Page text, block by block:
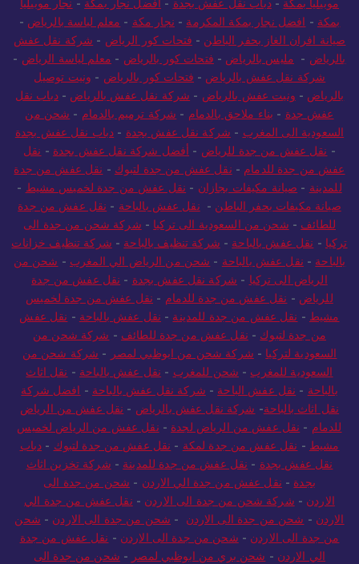
موبيليا بمكة -دباب نقل عفش بجدة - افضل نجار بمكة - نجار موبيليا
بمكة - افضل نجار بمكة المكرمة - نجار مكة - معلم لياسة بالرياض -
صيانة افران الغاز بحفر الباطن - فتحات كور الرياض - شركة نقل عفش
بالرياض - مليس بالرياض - فتحات كور بالرياض - معلم لياسة الرياض -
شركة نقل عفش بالرياض - فتحات كور بالرياض - ونيت توصيل
بالرياض - ونيت عفش بالرياض - شركة نقل عفش بالرياض -دباب نقل
عفش جدة - بناء ملاحق بالدمام - شركة ترميم بالدمام - شحن من
السعودية الى المغرب - شركة نقل عفش بجدة - دباب نقل عفش بجدة
- نقل عفش من جدة للرياض - أفضل شركة نقل عفش بجدة - نقل
عفش من جدة للدمام - نقل عفش من جدة لتبوك - نقل عفش من جدة
للمدينة - صيانة مكيفات بجازان - نقل عفش من جدة لخميس مشيط -
صيانة مكيفات بحفر الباطن - نقل عفش بالباحة - نقل عفش من جدة
للطائف - شحن من السعودية الى تركيا - شركة شحن من جدة الى
تركيا - نقل عفش بالباحة - شركة تنظيف بالباحة - شركة تنظيف خزانات
بالباحة - نقل عفش بالباحة - شحن من الرياض الي المغرب - شحن من
الرياض الى تركيا - شركة نقل عفش بجدة - نقل عفش من جدة
للرياض - نقل عفش من جدة للدمام - نقل عفش من جدة لخميس
مشيط - نقل عفش من جدة للمدينة - نقل عفش بالباحة - نقل عفش
من جدة لتبوك - نقل عفش من جدة للطائف - شركة شحن من
السعودية لتركيا - شركة شحن من ابوظبي لمصر - شركة شحن من
السعودية للمغرب - شحن للمغرب - نقل عفش بالباحة - نقل اثاث
بالباحة - نقل عفش الباحة - شركة نقل عفش بالباحة - افضل شركة
نقل اثاث بالباحة- شركة نقل عفش بالرياض - نقل عفش من الرياض
للدمام - نقل عفش من الرياض لجدة - نقل عفش من الرياض لخميس
مشيط - نقل عفش من جدة لمكة - نقل عفش من جدة لتبوك - دباب
نقل عفش بجدة - نقل عفش من جدة للمدينة - شركة تخزين اثاث
بجدة - نقل عفش من جدة الي الاردن - شحن من جدة الى
الاردن - شركة شحن من جدة الى الاردن - نقل عفش من جدة الي
الاردن - شحن من جدة الى الاردن - شحن من جدة الى الاردن - شحن
من جدة الى الاردن - شحن من جدة الى الاردن - نقل عفش من جدة
الي الاردن - شحن بري من ابوظبي لمصر - شحن من جدة الى